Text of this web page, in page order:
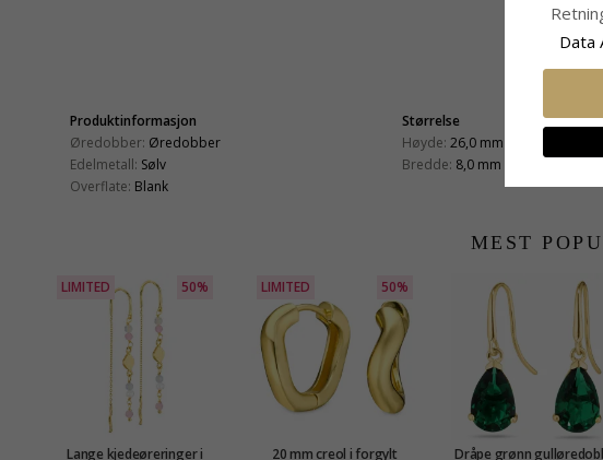
Produktinformasjon
Øredobber: Øredobber
Edelmetall: Sølv
Overflate: Blank
Størrelse
Høyde: 26,0 mm
Bredde: 8,0 mm
MEST
LIMITED 50%
Lange kjedeøreringer i
LIMITED 50%
20 mm creol i forgylt Dråpe grønn
Data